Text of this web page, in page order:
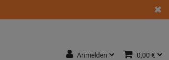
Anmelden 0,00 €